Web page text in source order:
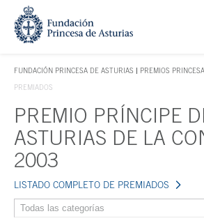
Saltar navegación. Ir directamente al
FUNDACIÓN PRINCESA DE ASTURIAS
TECLA DE ACCESO 1
PREMIOS
PREMIADOS
Contenido principal
PREMIO PRÍNCIPE
ASTURIAS DE LA
2003
LISTADO COMPLETO DE PREMIADOS